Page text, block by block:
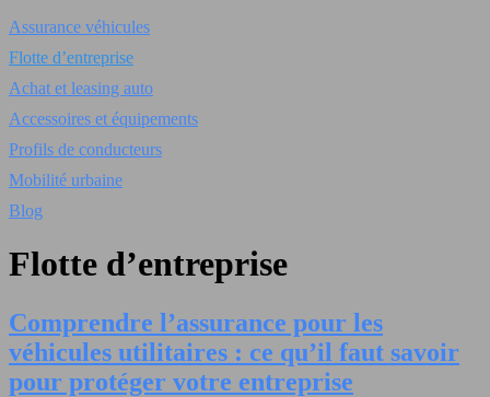
Assurance véhicules
Flotte d’entreprise
Achat et leasing auto
Accessoires et équipements
Profils de conducteurs
Mobilité urbaine
Blog
Flotte d’entreprise
Comprendre l’assurance pour les
véhicules utilitaires : ce qu’il faut savoir
pour protéger votre entreprise